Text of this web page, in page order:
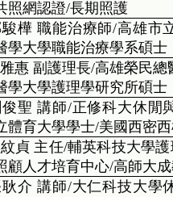
照網認證/長期照護
樺 職能治療師/高雄市
學大學職能治療學系碩士
惠 副護理長/高雄榮民總
學大學護理學研究所碩士
聖 講師/正修科大休閒
體育大學學士/美國西密
貞 主任/輔英科技大學
顧人才培育中心/高師大
介 講師/大仁科技大學